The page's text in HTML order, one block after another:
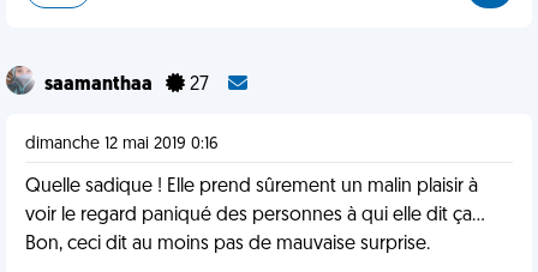
saamanthaa 27
dimanche 12 mai 2019 0:16
Quelle sadique ! Elle prend sûrement un malin plaisir à
voir le regard paniqué des personnes à qui elle dit ça...
Bon, ceci dit au moins pas de mauvaise surprise.